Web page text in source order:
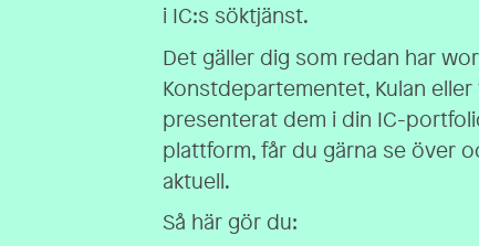
i IC:s söktjänst.
Det gäller dig som redan har
Konstdepartementet, Kulan
presenterat dem i din IC-
plattform, får du gärna se över
aktuell.
Så här gör du: